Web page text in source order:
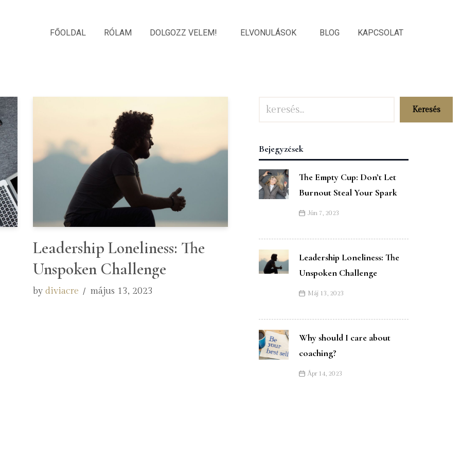
FŐOLDAL RÓLAM DOLGOZZ VELEM! ELVONULÁSOK BLOG KAPCSOLAT
Leadership Loneliness: The
Unspoken Challenge
by diviacre május 13, 2023
Keresés
Bejegyzések
The Empty Cup: Don’t Let
Burnout Steal Your Spark
Jún 7, 2023
Leadership Loneliness: The
Unspoken Challenge
Máj 13, 2023
Why should I care about
coaching?
Ápr 14, 2023